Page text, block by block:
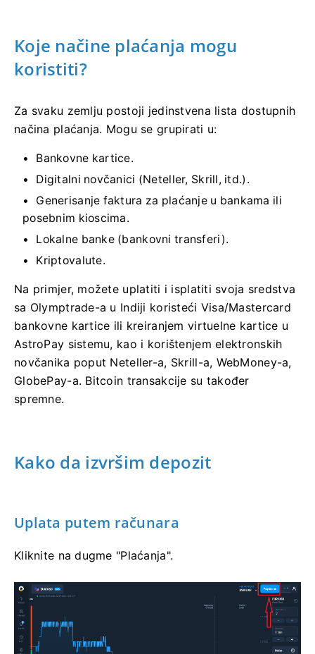
Koje načine plaćanja mogu
koristiti?
Za svaku zemlju postoji jedinstvena lista dostupnih
načina plaćanja. Mogu se grupirati u:
Bankovne kartice.
Digitalni novčanici (Neteller, Skrill, itd.).
Generisanje faktura za plaćanje u bankama ili
posebnim kioscima.
Lokalne banke (bankovni transferi).
Kriptovalute.
Na primjer, možete uplatiti i isplatiti svoja sredstva
sa Olymptrade-a u Indiji koristeći Visa/Mastercard
bankovne kartice ili kreiranjem virtuelne kartice u
AstroPay sistemu, kao i korištenjem elektronskih
novčanika poput Neteller-a, Skrill-a, WebMoney-a,
GlobePay-a. Bitcoin transakcije su također
spremne.
Kako da izvršim depozit
Uplata putem računara
Kliknite na dugme "Plaćanja".